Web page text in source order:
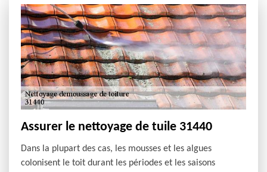
Assurer le nettoyage de tuile 31440
Dans la plupart des cas, les mousses et les algues
colonisent le toit durant les périodes et les saisons